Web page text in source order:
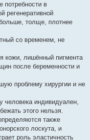
потребности в
регенеративной
толще, плотнее
со временем, не
кожи, лишённый пигмента
после беременности и
проблему хирургии и не
человека индивидуален,
этого нельзя.
также
лоскута, и
роль эластичность